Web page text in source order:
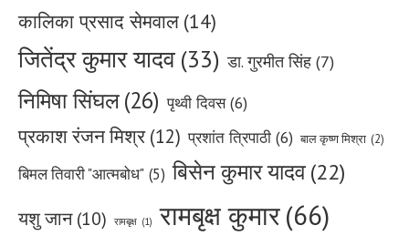
कालिका प्रसाद सेमवाल (14)
जितेंद्र कुमार यादव (33) डा. गुरमीत सिंह (7)
निमिषा सिंघल(26) पृथ्वी दिवस (6)
प्रकाश रंजन मिश्र (12) प्रशांत त्रिपाठी (6) बाल कृष्ण मिश्रा (2)
बिमल तिवारी "आत्मबोध" (5) बिसेन कुमार यादव(22)
यशु जान (10) रामबृक्ष (1) रामबृक्ष कुमार(66)